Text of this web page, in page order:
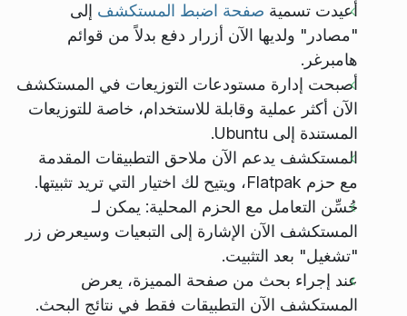
أُعيدت تسمية صفحة اضبط المستكشف إلى
"مصادر" ولديها الآن أزرار دفع بدلاً من قوائم
هامبرغر.
أصبحت إدارة مستودعات التوزيعات في المستكشف
الآن أكثر عملية وقابلة للاستخدام، خاصة للتوزيعات
المستندة إلى Ubuntu.
المستكشف يدعم الآن ملاحق التطبيقات المقدمة
مع حزم Flatpak، ويتيح لك اختيار التي تريد تثبيتها.
حُسِّن التعامل مع الحزم المحلية: يمكن لـ
المستكشف الآن الإشارة إلى التبعيات وسيعرض زر
"تشغيل" بعد التثبيت.
عند إجراء بحث من صفحة المميزة، يعرض
المستكشف الآن التطبيقات فقط في نتائج البحث.